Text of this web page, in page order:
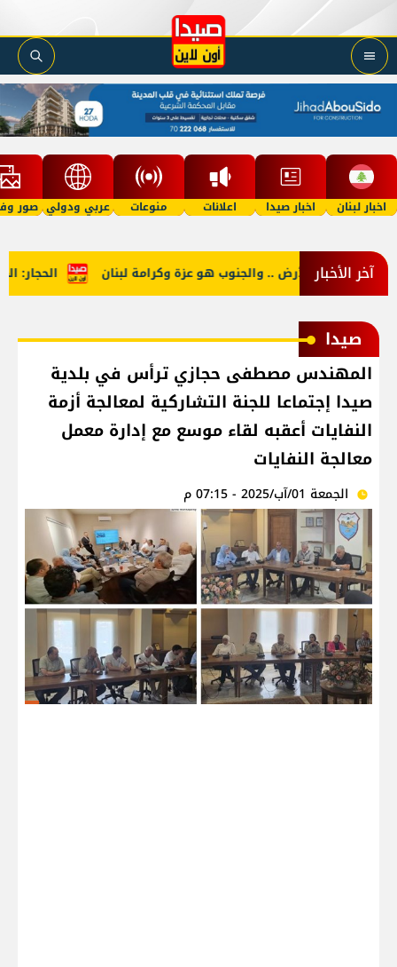
اخبار لبنان اخبار صيدا اعلانات منوعات عربي ودولي صور
آخر الأخبار الحجار: المرحلة .. والجنوب هو عزة وكرامة لبنان
صيدا
المهندس مصطفى حجازي ترأس في بلدية
صيدا إجتماعا للجنة التشاركية لمعالجة أزمة
النفايات أعقبه لقاء موسع مع إدارة معمل
معالجة النفايات
الجمعة 01/آب/2025 - 07:15 م